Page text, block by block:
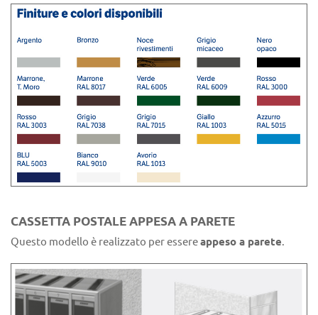
CASSETTA POSTALE APPESA A PARETE
Questo modello è realizzato per essereappeso a parete.